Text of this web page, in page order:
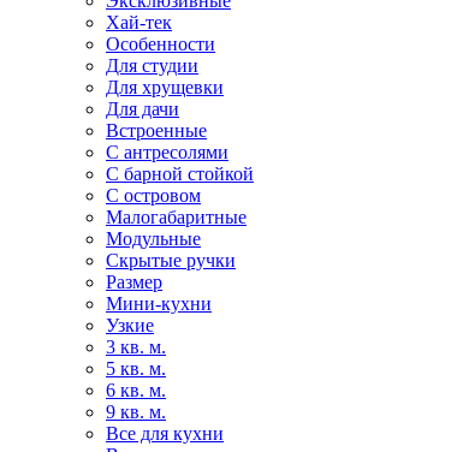
Хай-тек
Особенности
Для студии
Для хрущевки
Для дачи
Встроенные
С антресолями
С барной стойкой
С островом
Малогабаритные
Модульные
Скрытые ручки
Размер
Мини-кухни
Узкие
3 кв. м.
5 кв. м.
6 кв. м.
9 кв. м.
Все для кухни